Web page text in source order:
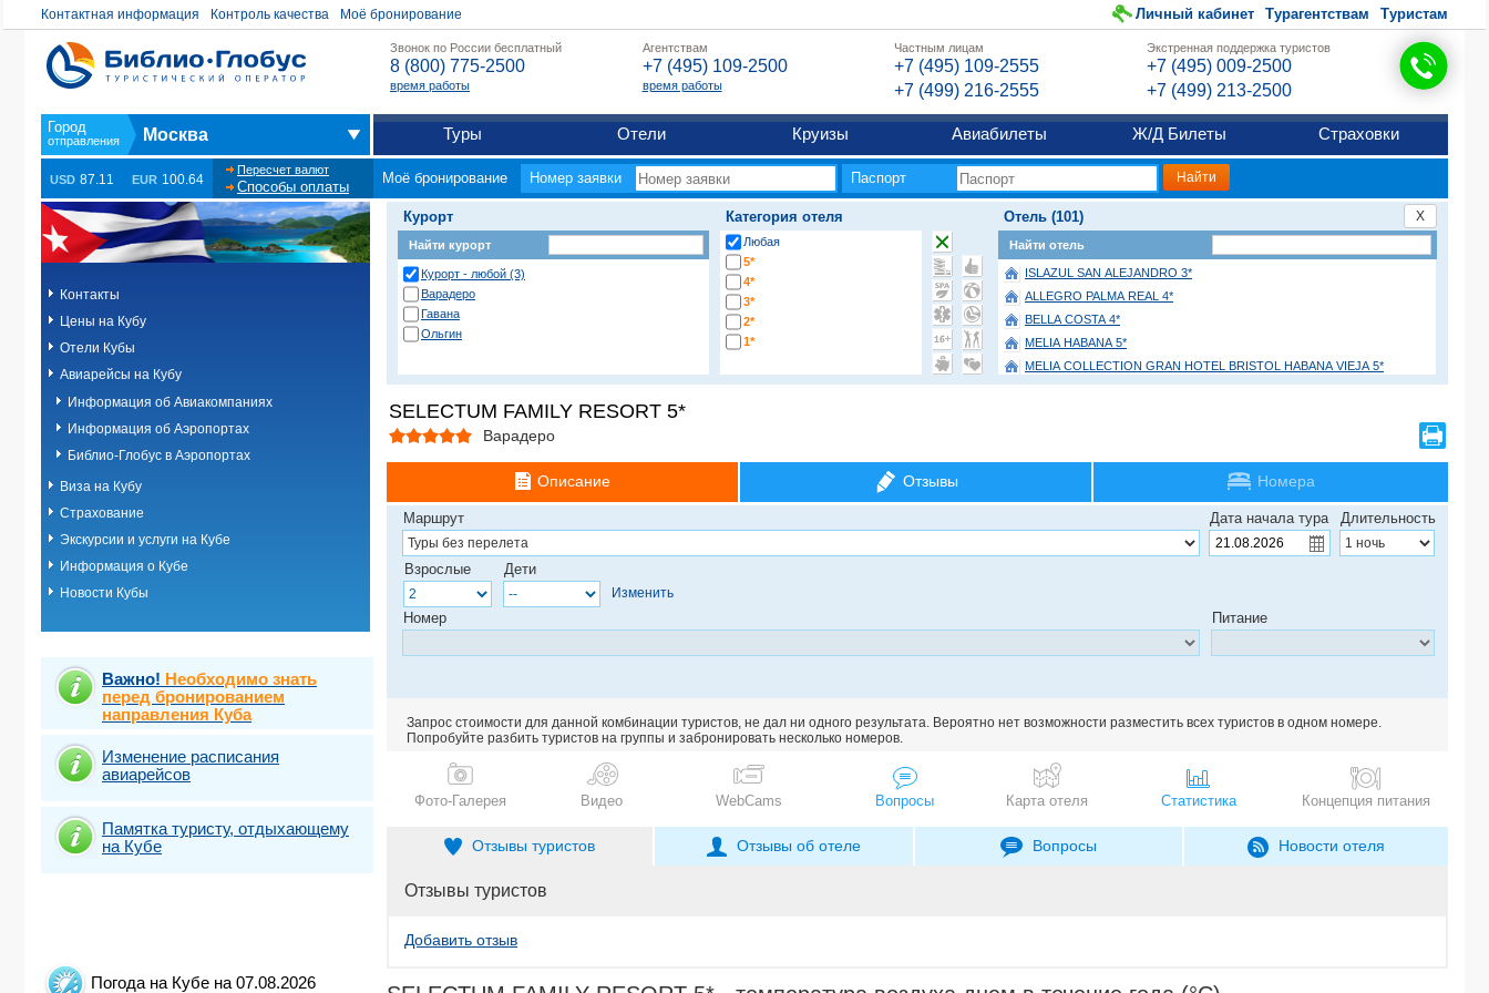
Контактная информация Контроль качества Моё бронирование Личный кабинет Турагентствам Туристам
Звонок по России бесплатный
8 (800) 775-2500
время работы
Агентствам
+7 (495) 109-2500
время работы
Частным лицам
+7 (495) 109-2555
+7 (499) 216-2555
Экстренная поддержка туристов
+7 (495) 009-2500
+7 (499) 213-2500
Москва Туры Отели Круизы Авиабилеты Ж/Д Билеты Страховки
USD 87.11 EUR 100.64
Пересчет валют
Способы оплаты
Моё бронирование Номер заявки Паспорт
Контакты
Цены на Кубу
Отели Кубы
Авиарейсы на Кубу
Информация об Авиакомпаниях
Информация об Аэропортах
Библио-Глобус в Аэропортах
Виза на Кубу
Страхование
Экскурсии и услуги на Кубе
Информация о Кубе
Новости Кубы
Важно! Необходимо знать
перед бронированием
направления Куба
Изменение расписания
авиарейсов
Памятка туристу, отдыхающему
на Кубе
Погода на Кубе на 07.08.2026
X
Курорт
Найти курорт
Курорт - любой (3)
Варадеро
Гавана
Ольгин
Категория отеля
Любая
5*
4*
3*
2*
1*
Отель (101)
Найти отель
ISLAZUL SAN ALEJANDRO 3*
ALLEGRO PALMA REAL 4*
BELLA COSTA 4*
MELIA HABANA 5*
MELIA COLLECTION GRAN HOTEL BRISTOL HABANA VIEJA 5*
BE LIVE LOS CACTUS (onlt adults 16+) 4*
IBEROSTAR SELECTION HOLGUIN 5*
IBEROSTAR GRAND PACKARD 5*
IBEROSTAR ORIGIN LAGUNA AZUL 5*
MYSTIQUE REGIS HABANA 5*
TORTUGA 3*
MELIA LAS ANTILLAS (only adults 16+) 4*
COMPLEJO VEDADO 3*
HOTEL GRAN MUTHU HABANA TOWER 5*
SELECTUM FAMILY RESORT 5*
Варадеро
Описание Отзывы Номера
Маршрут Дата начала тура Длительность
Изменить
Взрослые Дети
Номер Питание
Запрос стоимости для данной комбинации туристов, не дал ни одного результата. Вероятно нет возможности разместить всех туристов в одном номере.
Попробуйте разбить туристов на группы и забронировать несколько номеров.
Фото-Галерея Видео WebCams Вопросы Карта отеля Статистика Концепция питания
Отзывы туристов Отзывы об отеле Вопросы Новости отеля
Отзывы туристов
Добавить отзыв